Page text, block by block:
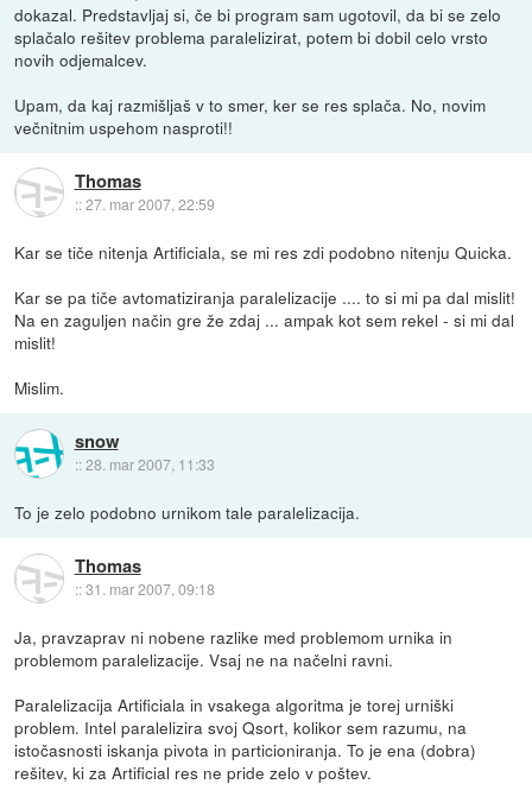
dokazal. Predstavljaj si, če bi program sam ugotovil, da bi se zelo
splačalo rešitev problema paralelizirat, potem bi dobil celo vrsto
novih odjemalcev.
Upam, da kaj razmišljaš v to smer, ker se res splača. No, novim
večnitnim uspehom nasproti!!
Thomas
::27. mar 2007, 22:59
Kar se tiče nitenja Artificiala, se mi res zdi podobno nitenju Quicka.
Kar se pa tiče avtomatiziranja paralelizacije .... to si mi pa dal mislit!
Na en zaguljen način gre že zdaj ... ampak kot sem rekel - si mi dal
mislit!
Mislim.
snow
::28. mar 2007, 11:33
To je zelo podobno urnikom tale paralelizacija.
Thomas
::31. mar 2007, 09:18
Ja, pravzaprav ni nobene razlike med problemom urnika in
problemom paralelizacije. Vsaj ne na načelni ravni.
Paralelizacija Artificiala in vsakega algoritma je torej urniški
problem. Intel paralelizira svoj Qsort, kolikor sem razumu, na
istočasnosti iskanja pivota in particioniranja. To je ena (dobra)
rešitev, ki za Artificial res ne pride zelo v poštev.